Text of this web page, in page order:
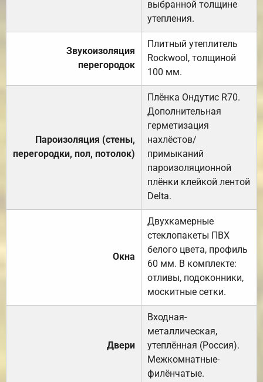
выбранной толщине
утепления.
Звукоизоляция
перегородок
Плитный утеплитель
Rockwool, толщиной
100 мм.
Пароизоляция (стены,
перегородки, пол, потолок)
Плёнка Ондутис R70.
Дополнительная
герметизация
нахлёстов/
примыканий
пароизоляционной
плёнки клейкой лентой
Delta.
Окна
Двухкамерные
стеклопакеты ПВХ
белого цвета, профиль
60 мм. В комплекте:
отливы, подоконники,
москитные сетки.
Двери
Входная-
металлическая,
утеплённая (Россия).
Межкомнатные-
филёнчатые.